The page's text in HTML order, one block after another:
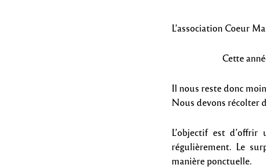
L’association Coeur
Cette
Il nous reste donc
Nous devons récolter
L’objectif est
régulièrement. Le
manière ponctuelle.